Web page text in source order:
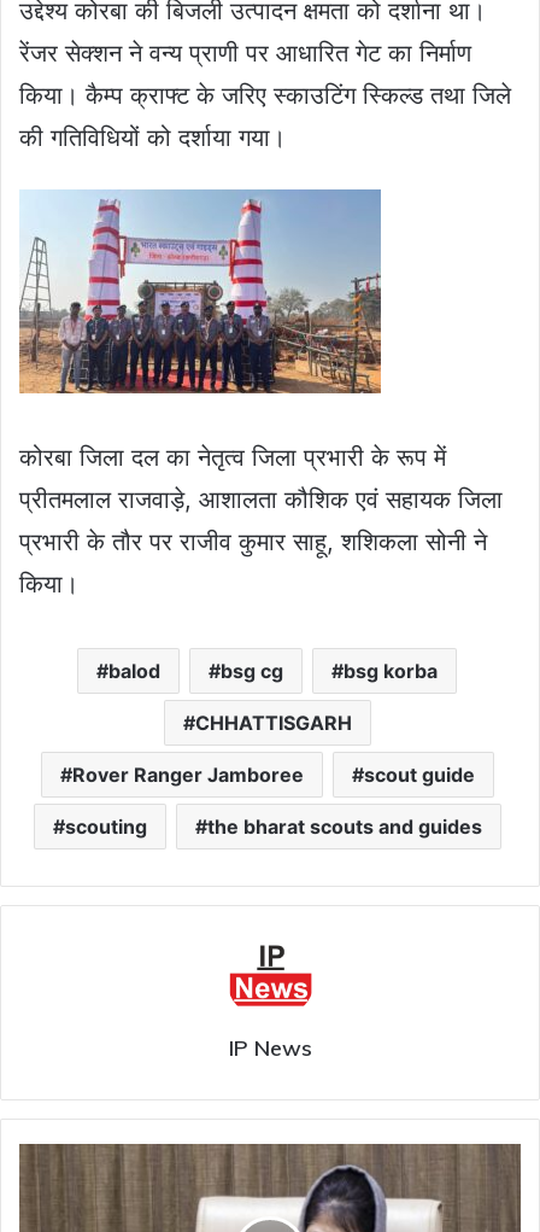
उद्देश्य कोरबा की बिजली उत्पादन क्षमता को दर्शाना था।
रेंजर सेक्शन ने वन्य प्राणी पर आधारित गेट का निर्माण
किया। कैम्प क्राफ्ट के जरिए स्काउटिंग स्किल्ड तथा जिले
की गतिविधियों को दर्शाया गया।
कोरबा जिला दल का नेतृत्व जिला प्रभारी के रूप में
प्रीतमलाल राजवाड़े, आशालता कौशिक एवं सहायक जिला
प्रभारी के तौर पर राजीव कुमार साहू, शशिकला सोनी ने
किया।
balod bsg cg bsg korba
CHHATTISGARH
Rover Ranger Jamboree scout guide
scouting the bharat scouts and guides
IP News